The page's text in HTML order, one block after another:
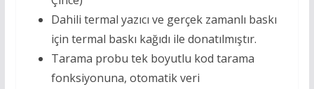
Dahili termal yazıcı ve gerçek zamanlı baskı
için termal baskı kağıdı ile donatılmıştır.
Tarama probu tek boyutlu kod tarama
fonksiyonuna, otomatik veri